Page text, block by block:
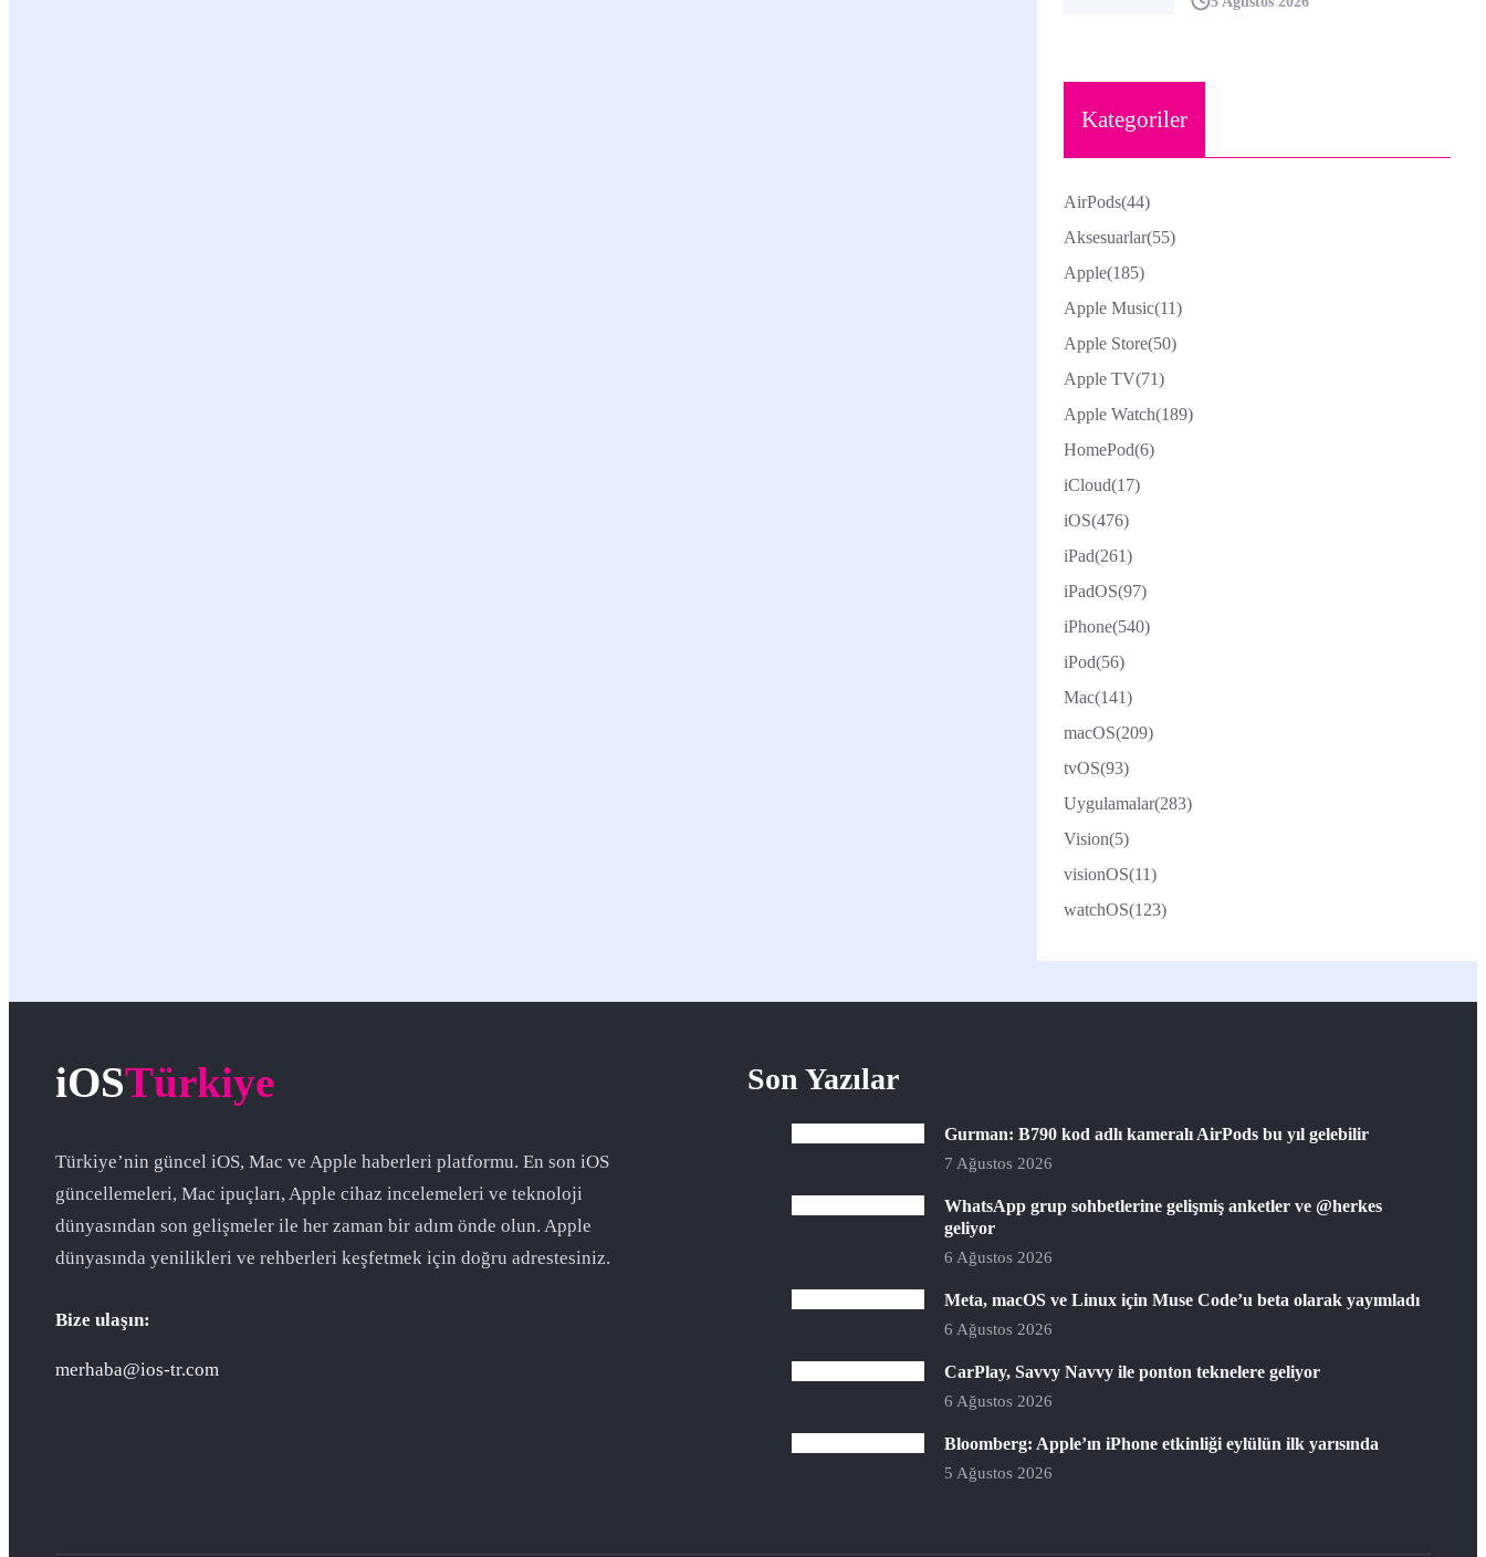
Kategoriler
AirPods(44)
Aksesuarlar(55)
Apple(185)
Apple Music(11)
Apple Store(50)
Apple TV(71)
Apple Watch(189)
HomePod(6)
iCloud(17)
iOS(476)
iPad(261)
iPadOS(97)
iPhone(540)
iPod(56)
Mac(141)
macOS(209)
tvOS(93)
Uygulamalar(283)
Vision(5)
visionOS(11)
watchOS(123)
iOSTürkiye
Türkiye’nin güncel iOS, Mac ve Apple haberleri platformu. En son iOS
güncellemeleri, Mac ipuçları, Apple cihaz incelemeleri ve teknoloji
dünyasından son gelişmeler ile her zaman bir adım önde olun. Apple
dünyasında yenilikleri ve rehberleri keşfetmek için doğru adrestesiniz.
Bize ulaşın:
merhaba@ios-tr.com
Son Yazılar
Gurman: B790 kod adlı kameralı AirPods bu yıl gelebilir
7 Ağustos 2026
WhatsApp grup sohbetlerine gelişmiş anketler ve @herkes
geliyor
6 Ağustos 2026
Meta, macOS ve Linux için Muse Code’u beta olarak yayımladı
6 Ağustos 2026
CarPlay, Savvy Navvy ile ponton teknelere geliyor
6 Ağustos 2026
Bloomberg: Apple’ın iPhone etkinliği eylülün ilk yarısında
5 Ağustos 2026